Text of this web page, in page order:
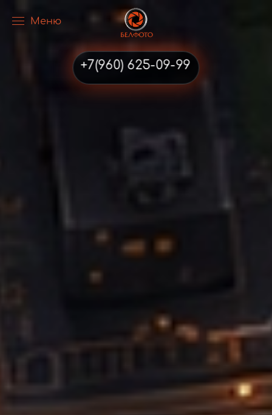
Перейти к содержимому
Меню
+7(960) 625-09-99